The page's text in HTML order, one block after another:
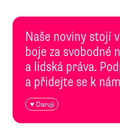
Naše noviny stojí
boje za svobodné
a lidská práva.
a přidejte se k
♥ Daruji